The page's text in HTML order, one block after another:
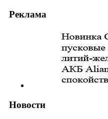
Реклама
Новости